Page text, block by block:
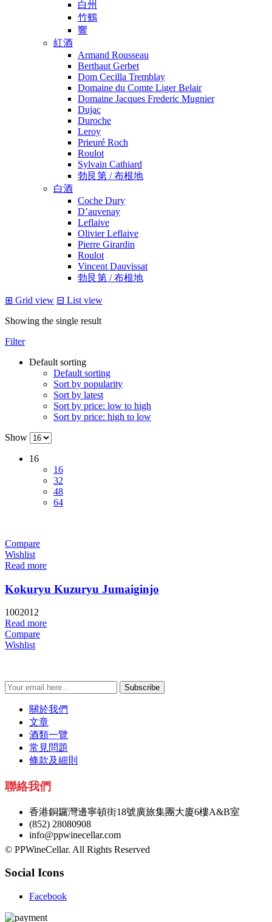
白州
竹鶴
響
紅酒
Armand Rousseau
Berthaut Gerbet
Dom Cecilla Tremblay
Domaine du Comte Liger Belair
Domaine Jacques Frederic Mugnier
Dujac
Duroche
Leroy
Prieuré Roch
Roulot
Sylvain Cathiard
勃艮第 / 布根地
白酒
Coche Dury
D’auvenay
Leflaive
Olivier Leflaive
Pierre Girardin
Roulot
Vincent Dauvissat
勃艮第 / 布根地
⊞ Grid view ⊟ List view
Showing the single result
Filter
Default sorting
Default sorting
Sort by popularity
Sort by latest
Sort by price: low to high
Sort by price: high to low
Show
16
16
32
48
64
Compare
Wishlist
Read more
Kokuryu Kuzuryu Jumaiginjo
1002012
Read more
Compare
Wishlist
Subscribe
關於我們
文章
酒類一覽
常見問題
條款及細則
聯絡我們
香港銅鑼灣邊寧頓街18號廣旅集團大廈6樓A&B室
(852) 28080908
info@ppwinecellar.com
© PPWineCellar. All Rights Reserved
Social Icons
Facebook